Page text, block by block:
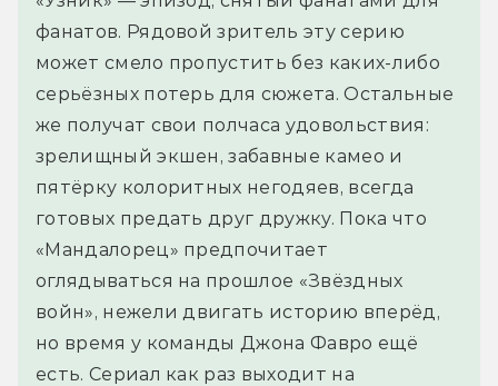
фанатов. Рядовой зритель эту серию
может смело пропустить без каких-либо
серьёзных потерь для сюжета. Остальные
же получат свои полчаса удовольствия:
зрелищный экшен, забавные камео и
пятёрку колоритных негодяев, всегда
готовых предать друг дружку. Пока что
«Мандалорец» предпочитает
оглядываться на прошлое «Звёздных
войн», нежели двигать историю вперёд,
но время у команды Джона Фавро ещё
есть. Сериал как раз выходит на